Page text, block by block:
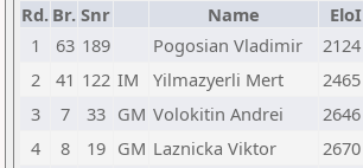
Rd. Br. Snr Name EloI
1
63 189 Pogosian Vladimir 2124
2
41 122 IM Yilmazyerli Mert 2465
3
7 33 GM Volokitin Andrei 2646
4
8 19 GM Laznicka Viktor 2670